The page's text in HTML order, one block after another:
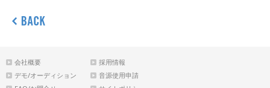
会社概要
採用情報
デモ/オーディション
音源使用申請